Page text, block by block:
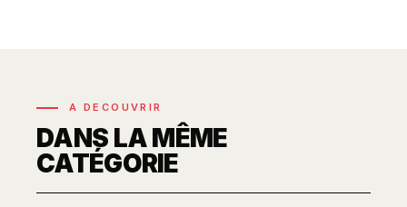
A DECOUVRIR
DANS LA MÊME
CATÉGORIE